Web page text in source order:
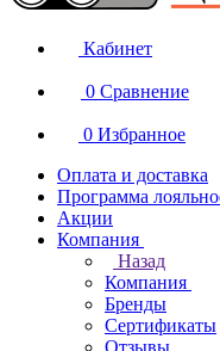
Кабинет
0 Сравнение
0 Избранное
Оплата и доставка
Программа
Акции
Компания
Назад
Компания
Бренды
Сертификаты
Отзывы